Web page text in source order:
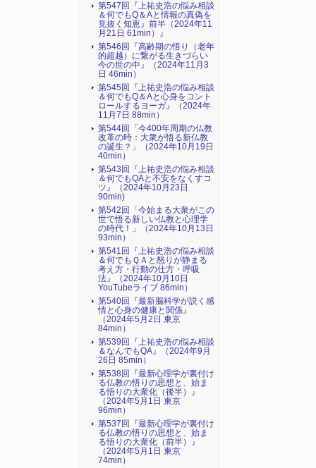
第547回『上祐史浩の悩み相談
＆何でもQ＆Aと情報の真偽を
見抜く知恵』前半（2024年11
月21日 61min）』
第546回『高齢期の悟り（老年
的超越）に繋がる生きづらい
今の世の中』（2024年11月3
日 46min）
第545回『上祐史浩の悩み相談
＆何でもQ＆Aと心身をコント
ロールするヨーガ』（2024年
11月7日 88min）
第544回「今400年周期の仏教
改革の時：大衆が悟る新仏教
の誕生？」（2024年10月19日
40min）
第543回『上祐史浩の悩み相談
＆何でもQAと不安をなくすコ
ツ』（2024年10月23日
90min)
第542回「今始まる大衆がこの
世で悟る新しい仏教と心理学
の時代！」（2024年10月13日
93min）
第541回『上祐史浩の悩み相談
＆何でもＱＡと怒りが静まる
考え方・行動の仕方・呼吸
法』（2024年10月10日
YouTubeライブ 86min）
第540回『最新脳科学が説く感
情と心身の健康と関係』
（2024年5月2日 東京
84min）
第539回『上祐史浩の悩み相談
＆なんでもQA』（2024年9月
26日 85min）
第538回『最新心理学が裏付け
る仏教の悟りの思想と、始ま
る悟りの大衆化（後半）』
（2024年5月1日 東京
96min）
第537回『最新心理学が裏付け
る仏教の悟りの思想と、始ま
る悟りの大衆化（前半）』
（2024年5月1日 東京
74min）